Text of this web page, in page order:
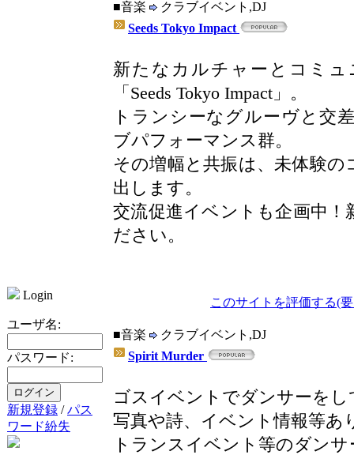
Login
ユーザ名:
パスワード:
新規登録 /パス
ワード紛失
■音楽
クラブイベント,DJ
Seeds Tokyo Impact
新たなカルチャーとコミ
「Seeds Tokyo Impact」。
トランシーなグルーヴと交
ブパフォーマンス群。
その増幅と共振は、未体験
出します。
交流促進イベントも企画中
ださい。
このサイトを評価する(
■音楽
クラブイベント,DJ
Spirit Murder
ゴスイベントでダンサーを
写真や詩、イベント情報等あ
トランスイベント等のダン